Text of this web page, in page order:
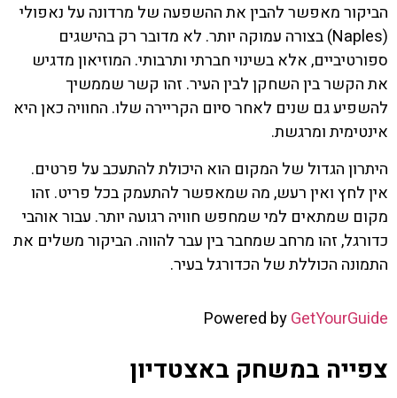
הביקור מאפשר להבין את ההשפעה של מרדונה על נאפולי
(Naples) בצורה עמוקה יותר. לא מדובר רק בהישגים
ספורטיביים, אלא בשינוי חברתי ותרבותי. המוזיאון מדגיש
את הקשר בין השחקן לבין העיר. זהו קשר שממשיך
להשפיע גם שנים לאחר סיום הקריירה שלו. החוויה כאן היא
אינטימית ומרגשת.
היתרון הגדול של המקום הוא היכולת להתעכב על פרטים.
אין לחץ ואין רעש, מה שמאפשר להתעמק בכל פריט. זהו
מקום שמתאים למי שמחפש חוויה רגועה יותר. עבור אוהבי
כדורגל, זהו מרחב שמחבר בין עבר להווה. הביקור משלים את
התמונה הכוללת של הכדורגל בעיר.
Powered byGetYourGuide
צפייה במשחק באצטדיון